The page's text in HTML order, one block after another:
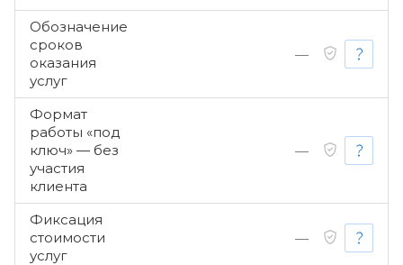
Обозначение
сроков
оказания
услуг
—
Формат
работы «под
ключ» — без
участия
клиента
—
Фиксация
стоимости
услуг
—